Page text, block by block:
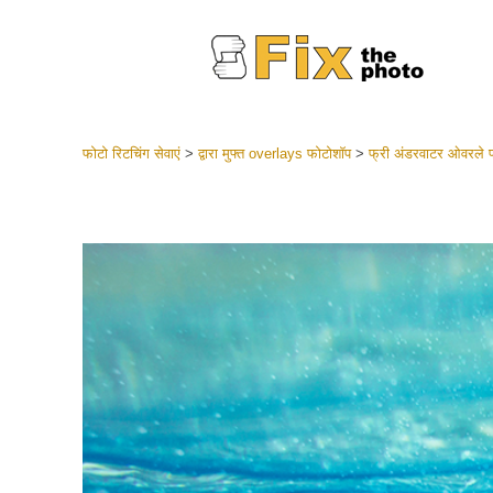
शादी
बेस्ट
मोबाइल
फोटो रिटचिंग सेवाएं>द्वारा मुफ्त overlays फोटोशॉप>फ्री अंडरवाटर ओवरले